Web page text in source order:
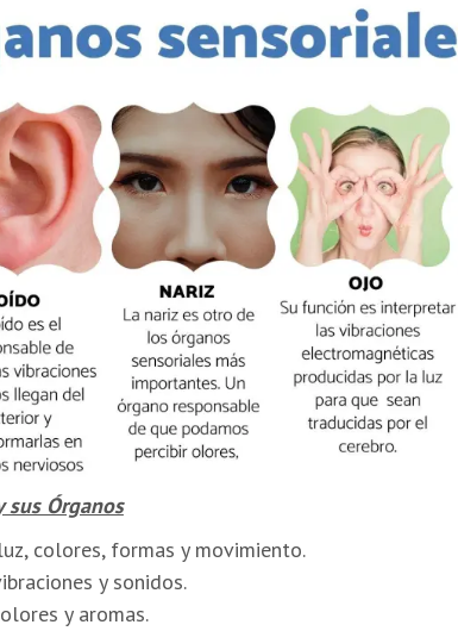
sus Órganos
colores, formas y movimiento.
y sonidos.
y aromas.